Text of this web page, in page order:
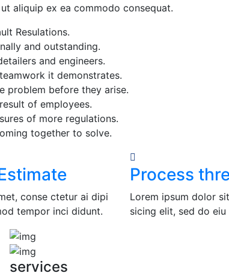
aliquip ex ea commodo consequat.
Resulations.
and outstanding.
and engineers.
it demonstrates.
problem before they arise.
of employees.
of more regulations.
together to solve.
conse ctetur ai dipi
tempor inci didunt.
Process
Lorem ipsum dolor
sicing elit, sed do
services